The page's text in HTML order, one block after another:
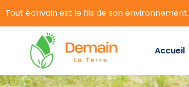
Tout écrivain est le fils de son environnement.
Accueil